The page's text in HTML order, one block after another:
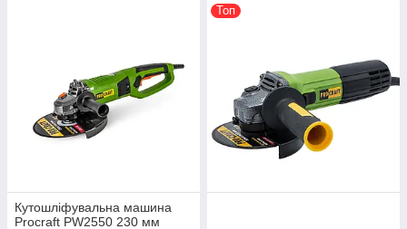
Кутошліфувальна машина
Procraft PW2550 230 мм
Топ